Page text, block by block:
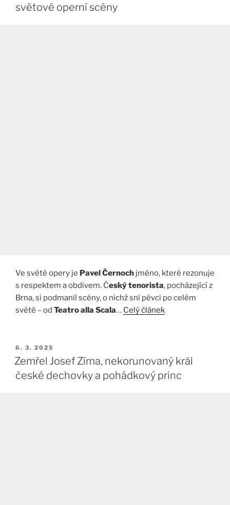
světové operní scény
Ve světě opery je Pavel Černoch jméno, které rezonuje
s respektem a obdivem. Český tenorista, pocházející z
Brna, si podmanil scény, o nichž sní pěvci po celém
světě – od Teatro alla Scala… Celý článek
PUBLIKOVÁNO
6. 3. 2025
Zemřel Josef Zíma, nekorunovaný král
české dechovky a pohádkový princ